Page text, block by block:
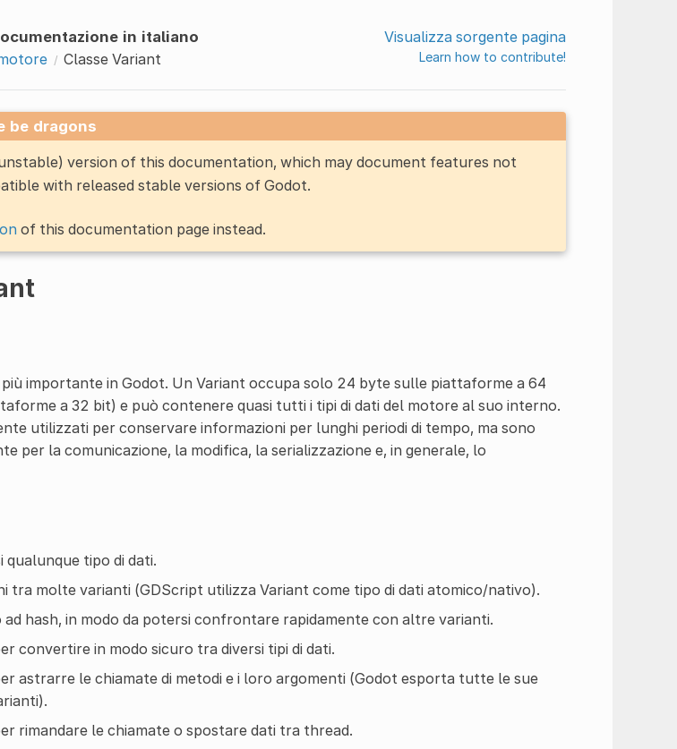
in italiano
Classe Variant
Visualizza sorgente pagina
Learn how to contribute!
be dragons
version of this documentation, which may document features not
with released stable versions of Godot.
of this documentation page instead.
importante in Godot. Un Variant occupa solo 24 byte sulle piattaforme a 64
a 32 bit) e può contenere quasi tutti i tipi di dati del motore al suo interno.
utilizzati per conservare informazioni per lunghi periodi di tempo, ma sono
per la comunicazione, la modifica, la serializzazione e, in generale, lo
qualunque tipo di dati.
tra molte varianti (GDScript utilizza Variant come tipo di dati atomico/nativo).
hash, in modo da potersi confrontare rapidamente con altre varianti.
convertire in modo sicuro tra diversi tipi di dati.
astrarre le chiamate di metodi e i loro argomenti (Godot esporta tutte le sue
rimandare le chiamate o spostare dati tra thread.